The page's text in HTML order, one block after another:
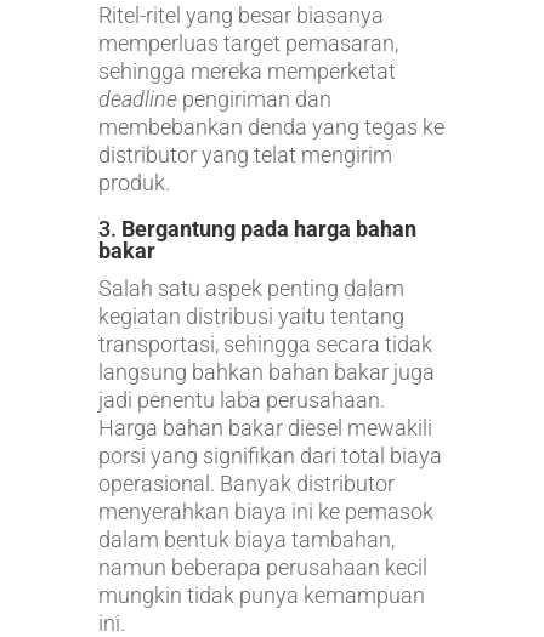
Ritel-ritel yang besar biasanya
memperluas target pemasaran,
sehingga mereka memperketat
deadlinepengiriman dan
membebankan denda yang tegas ke
distributor yang telat mengirim
produk.
3. Bergantung pada harga bahan
bakar
Salah satu aspek penting dalam
kegiatan distribusi yaitu tentang
transportasi, sehingga secara tidak
langsung bahkan bahan bakar juga
jadi penentu laba perusahaan.
Harga bahan bakar diesel mewakili
porsi yang signifikan dari total biaya
operasional. Banyak distributor
menyerahkan biaya ini ke pemasok
dalam bentuk biaya tambahan,
namun beberapa perusahaan kecil
mungkin tidak punya kemampuan
ini.